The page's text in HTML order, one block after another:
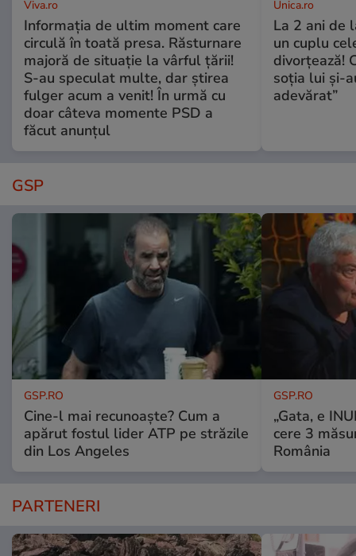
Viva.ro
Informația de ultim moment care
circulă în toată presa. Răsturnare
majoră de situație la vârful țării!
S-au speculat multe, dar știrea
fulger acum a venit! În urmă cu
doar câteva momente PSD a
făcut anunțul
Unica.ro
La 2 ani de
un cuplu
divorțează!
soția lui și-
adevărat”
GSP
GSP.RO
Cine-l mai recunoaște? Cum a
apărut fostul lider ATP pe străzile
din Los Angeles
GSP.RO
„Gata, e
cere 3
România
PARTENERI